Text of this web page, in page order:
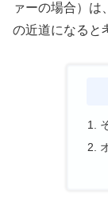
ァーの場合）は、
の近道になると